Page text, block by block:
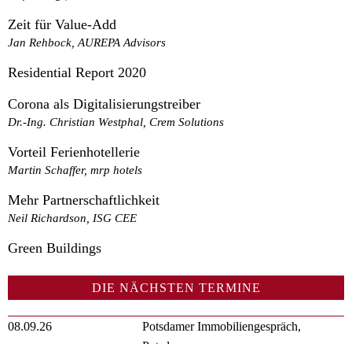
Zeit für Value-Add
Jan Rehbock, AUREPA Advisors
Residential Report 2020
Corona als Digitalisierungstreiber
Dr.-Ing. Christian Westphal, Crem Solutions
Vorteil Ferienhotellerie
Martin Schaffer, mrp hotels
Mehr Partnerschaftlichkeit
Neil Richardson, ISG CEE
Green Buildings
DIE NÄCHSTEN TERMINE
08.09.26
Potsdamer Immobiliengespräch,